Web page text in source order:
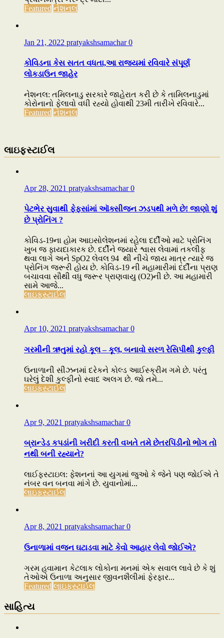
Featured નેશનલ
Jan 21, 2022 pratyakshsamachar0
કોવિડના કેસ સતત વધતા,આ રાજ્યમાં રવિવારે સંપૂર્ણ
લોકડાઉન જાહેર
નેશનલ: તમિલનાડુ સરકારે જાહેરાત કરી છે કે તામિલનાડુમાં
કોરોનાનો ફેલાવો વધી રહ્યો હોવાથી 23મી તારીખે રવિવારે...
Featured નેશનલ
લાઇફસ્ટાઈલ
Apr 28, 2021 pratyakshsamachar0
પેટભેર સુવાથી ફેફસાંમાં ઑક્સીજન ઝડપથી મળે છે! જાણો શું
છે પ્રોનિંગ ?
કોવિડ-19ના હોમ આઇસોલેશનમાં રહેલા દર્દીઓ માટે પ્રોનિંગ
ખુબ જ ફાયદાકારક છે. દર્દીને જ્યારે શ્વાસ લેવામાં તકલીફ
થવા લાગે અને SpO2 લેવલ 94 થી નીચે જાય માત્ર ત્યારે જ
પ્રોનિંગ જરૂરી હોય છે. કોવિડ-19 ની મહામારીમાં દર્દીના પ્રાણ
બચાવવા સૌથી વધુ જરૂર પ્રાણવાયુ (O2)ની છે. આ મહામારી
સામે આજે...
લાઇફસ્ટાઈલ
Apr 10, 2021 pratyakshsamachar0
ગરમીની ઋતુમાં રહો કૂલ – કૂલ, બનાવો સરળ રેસિપીથી કુલ્ફી
ઉનાળાની સીઝનમાં દરેકને કોલ્ડ આઈસ્ક્રીમ ગમે છે. પરંતુ
ઘરેલું દેશી કુલ્ફીનો સ્વાદ અલગ છે. જો તમે...
લાઇફસ્ટાઈલ
Apr 9, 2021 pratyakshsamachar0
બ્રાન્ડેડ કપડાંની ખરીદી કરતી વખતે તમે છેતરપિંડીનો ભોગ તો
નથી બની રહ્યાને?
લાઈફસ્ટાઇલ: ફેશનનાં આ યુગમાં જુઓ કે જેને પણ જોઈએ તે
નંબર વન બનવા માંગે છે. યુવાનોમાં...
લાઇફસ્ટાઈલ
Apr 8, 2021 pratyakshsamachar0
ઉનાળામાં વજન ઘટાડવા માટે કેવો આહાર લેવો જોઈએ?
ગરમ હવામાન કેટલાક લોકોના મનમાં એક સવાલ લાવે છે કે શું
તેઓએ ઉનાળા અનુસાર જીવનશૈલીમાં ફેરફાર...
Featured લાઇફસ્ટાઈલ
સાહિત્ય